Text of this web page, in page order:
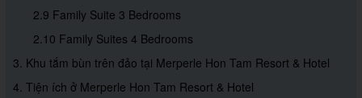
2.9 Family Suite 3 Bedrooms
2.10 Family Suites 4 Bedrooms
3. Khu tắm bùn trên đảo tại Merperle Hon Tam Resort & Hotel
4. Tiện ích ở Merperle Hon Tam Resort & Hotel